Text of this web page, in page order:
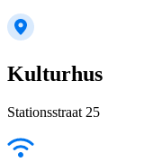
Kulturhus
Stationsstraat 25